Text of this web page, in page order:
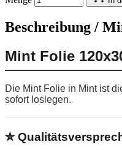
Beschreibung /
Mint Folie
Die Mint Folie in Mint ist
sofort loslegen.
✮